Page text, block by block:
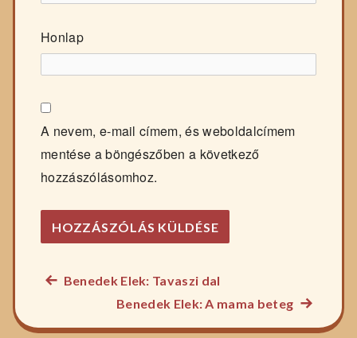
Honlap
A nevem, e-mail címem, és weboldalcímem
mentése a böngészőben a következő
hozzászólásomhoz.
Bejegyzés
navigáció
Előző
recept:
Benedek Elek: Tavaszi dal
Benedek Elek: A mama beteg
főzelék